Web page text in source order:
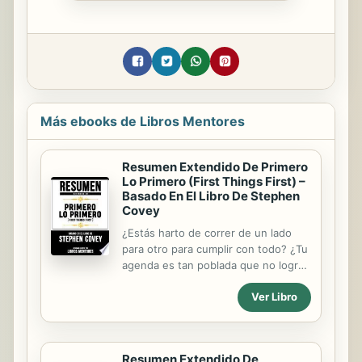
Más ebooks de Libros Mentores
Resumen Extendido De Primero
Lo Primero (First Things First) –
Basado En El Libro De Stephen
Covey
¿Estás harto de correr de un lado
para otro para cumplir con todo? ¿Tu
agenda es tan poblada que no logras
abarcar todas las tareas? ¿Sientes
que por más que te apuras el tiempo
no te alcanza? Aprende a organizar
primero.Primero Lo Primero es una
Ver Libro
Resumen Extendido De